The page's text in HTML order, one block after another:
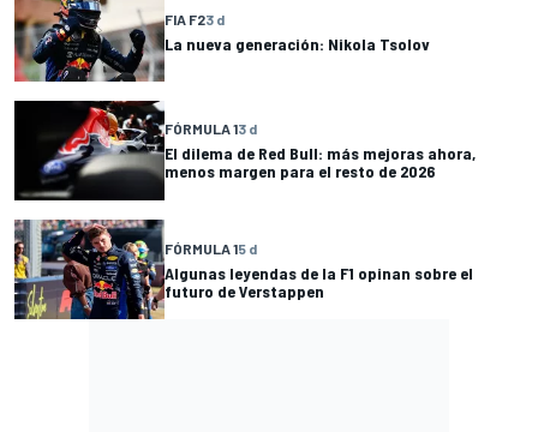
FIA F23 d
La nueva generación: Nikola Tsolov
FÓRMULA 13 d
El dilema de Red Bull: más mejoras ahora,
menos margen para el resto de 2026
FÓRMULA 15 d
Algunas leyendas de la F1 opinan sobre el
futuro de Verstappen